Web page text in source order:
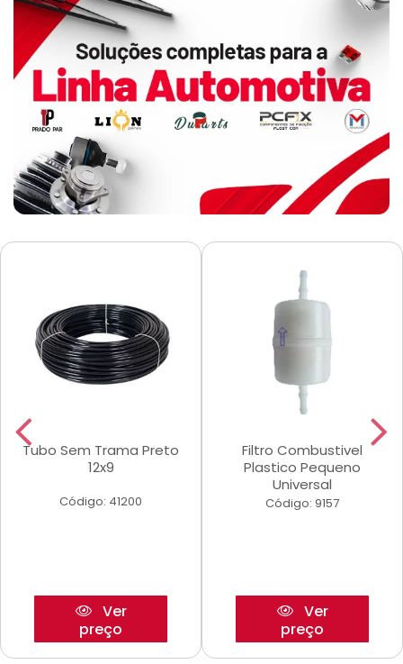
Tubo Sem Trama Preto
12x9
Código: 41200
Ver
preço
Filtro Combustivel
Plastico Pequeno
Universal
Código: 9157
Ver
preço